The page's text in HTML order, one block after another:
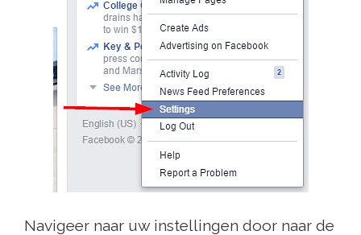
Navigeer naar uw instellingen door naar de